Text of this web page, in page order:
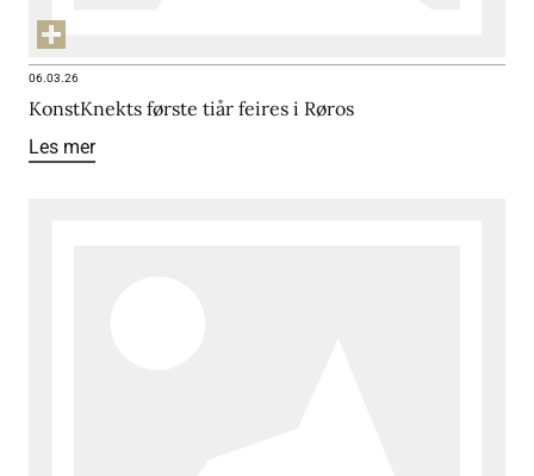
06.03.26
KonstKnekts første tiår feires i Røros
Les mer